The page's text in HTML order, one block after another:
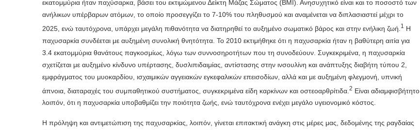
εκατομμύρια ήταν παχύσαρκα, βάσει του εκτιμώμενου Δείκτη Μάζας Σώματος (BMI). Ανησυχητικό είναι και το ποσοστό των
ανήλικων υπέρβαρων ατόμων, το οποίο προσεγγίζει το 7-10% του πληθυσμού και αναμένεται να διπλασιαστεί μέχρι το
2025, ενώ ταυτόχρονα, υπάρχει μεγάλη πιθανότητα να διατηρηθεί το αυξημένο σωματικό βάρος και στην ενήλικη ζωή. 1
Η
παχυσαρκία συνδέεται με αυξημένη συνολική θνητότητα. Το 2010 εκτιμήθηκε ότι η παχυσαρκία ήταν η βαθύτερη αιτία για
3.4 εκατομμύρια θανάτους παγκοσμίως, λόγω των συννοσηροτήτων που τη συνοδεύουν. Συγκεκριμένα, η παχυσαρκία
σχετίζεται με αυξημένο κίνδυνο υπέρτασης, δυσλιπιδαιμίας, αντίστασης στην ινσουλίνη και ανάπτυξης διαβήτη τύπου 2,
εμφράγματος του μυοκαρδίου, ισχαιμικών αγγειακών εγκεφαλικών επεισοδίων, αλλά και με αυξημένη φλεγμονή, υπνική
άπνοια, διαταραχές του συμπαθητικού συστήματος, συγκεκριμένα είδη καρκίνων και οστεοαρθρίτιδα. 2 Είναι αδιαμφισβήτητο
λοιπόν, ότι η παχυσαρκία υποβαθμίζει την ποιότητα ζωής, ενώ ταυτόχρονα ενέχει μεγάλο υγειονομικό κόστος.
Η πρόληψη και αντιμετώπιση της παχυσαρκίας, λοιπόν, γίνεται επιτακτική ανάγκη στις μέρες μας, δεδομένης της ραγδαίας